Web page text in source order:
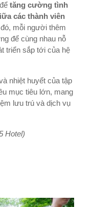
tăng cường tình
các thành viên
mỗi người thêm
để cùng nhau nỗ
triển sắp tới của hệ
nhiệt huyết của tập
mục tiêu lớn, mang
lưu trú và dịch vụ
Hotel)